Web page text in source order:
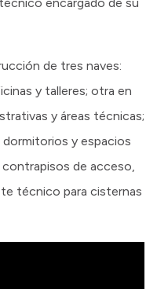
de tres naves:
y talleres; otra en
y áreas técnicas;
y espacios
de acceso,
técnico para cisternas